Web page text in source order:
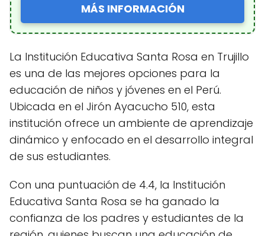
MÁS INFORMACIÓN
La Institución Educativa Santa Rosa en Trujillo
es una de las mejores opciones para la
educación de niños y jóvenes en el Perú.
Ubicada en el Jirón Ayacucho 510, esta
institución ofrece un ambiente de aprendizaje
dinámico y enfocado en el desarrollo integral
de sus estudiantes.
Con una puntuación de 4.4, la Institución
Educativa Santa Rosa se ha ganado la
confianza de los padres y estudiantes de la